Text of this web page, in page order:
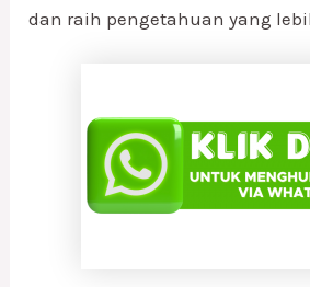
dan raih pengetahuan yang